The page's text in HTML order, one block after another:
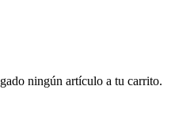
ningún artículo a tu carrito.